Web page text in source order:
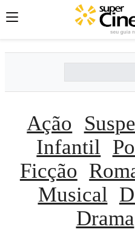
Ação
Infantil
Ficção
Musical
Drama